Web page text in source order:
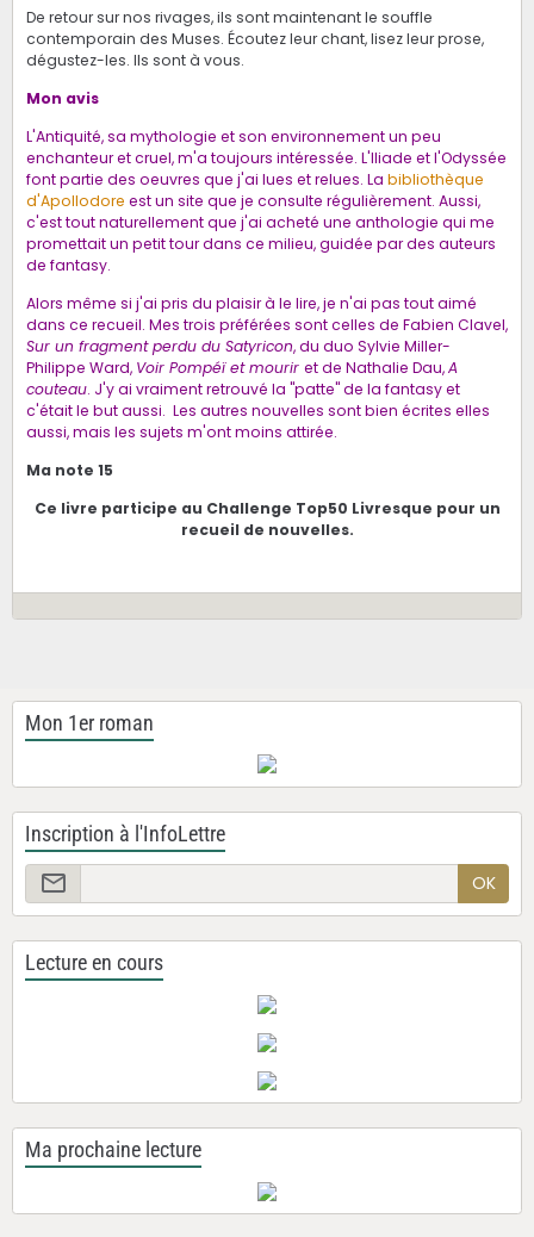
De retour sur nos rivages, ils sont maintenant le souffle
contemporain des Muses. Écoutez leur chant, lisez leur prose,
dégustez-les. Ils sont à vous.
Mon avis
L'Antiquité, sa mythologie et son environnement un peu
enchanteur et cruel, m'a toujours intéressée. L'Iliade et l'Odyssée
font partie des oeuvres que j'ai lues et relues. La bibliothèque
d'Apollodore est un site que je consulte régulièrement. Aussi,
c'est tout naturellement que j'ai acheté une anthologie qui me
promettait un petit tour dans ce milieu, guidée par des auteurs
de fantasy.
Alors même si j'ai pris du plaisir à le lire, je n'ai pas tout aimé
dans ce recueil. Mes trois préférées sont celles de Fabien Clavel,
Sur un fragment perdu du Satyricon, du duo Sylvie Miller-
Philippe Ward, Voir Pompéï et mourir et de Nathalie Dau,A
couteau. J'y ai vraiment retrouvé la "patte" de la fantasy et
c'était le but aussi. Les autres nouvelles sont bien écrites elles
aussi, mais les sujets m'ont moins attirée.
Ma note 15
Ce livre participe au Challenge Top50 Livresque pour un
recueil de nouvelles.
Mon 1er roman
Inscription à l'InfoLettre
OK
Lecture en cours
Ma prochaine lecture